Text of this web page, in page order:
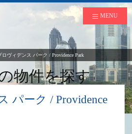
MENU
ロヴィデンス パーク / Providence Park
物件を探す
パーク / Providence